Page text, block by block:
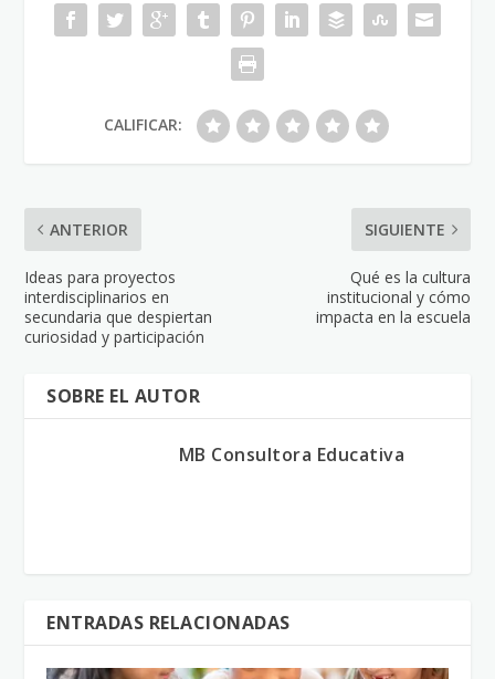
CALIFICAR:
ANTERIOR
Ideas para proyectos
interdisciplinarios en
secundaria que despiertan
curiosidad y participación
SIGUIENTE
Qué es la cultura
institucional y cómo
impacta en la escuela
SOBRE EL AUTOR
MB Consultora Educativa
ENTRADAS RELACIONADAS